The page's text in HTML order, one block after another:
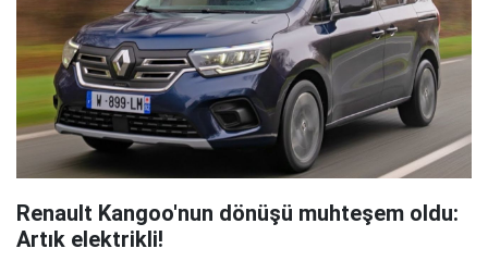
Renault Kangoo'nun dönüşü muhteşem oldu:
Artık elektrikli!